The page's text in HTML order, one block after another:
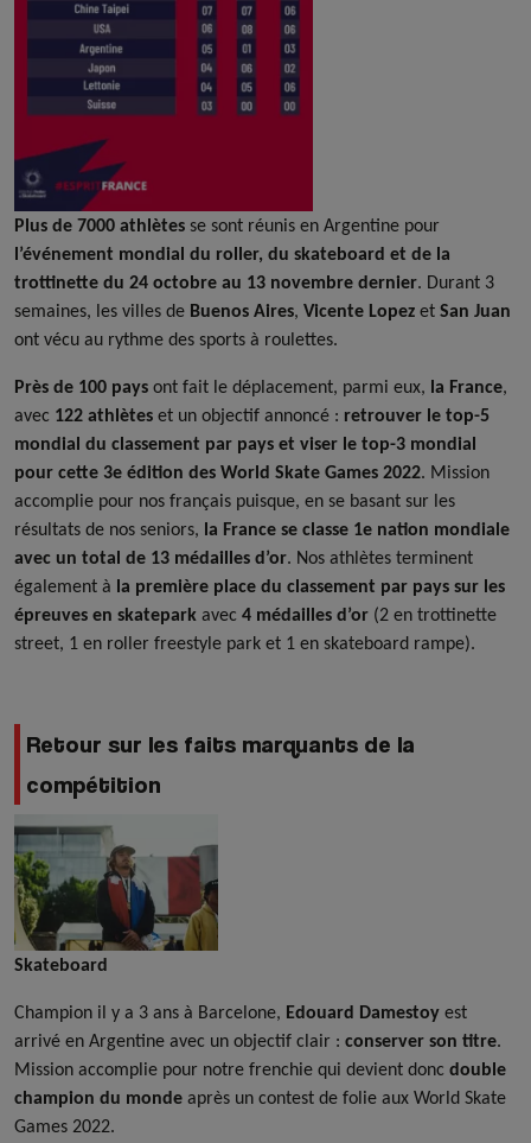
Plus de 7000 athlètes se sont réunis en Argentine pour
l’événement mondial du roller, du skateboard et de la
trottinette du 24 octobre au 13 novembre dernier. Durant 3
semaines, les villes de Buenos Aires, Vicente Lopez et San Juan
ont vécu au rythme des sports à roulettes.
Près de 100 pays ont fait le déplacement, parmi eux, la France,
avec 122 athlètes et un objectif annoncé : retrouver le top-5
mondial du classement par pays et viser le top-3 mondial
pour cette 3e édition des World Skate Games 2022. Mission
accomplie pour nos français puisque, en se basant sur les
résultats de nos seniors, la France se classe 1e nation mondiale
avec un total de 13 médailles d’or. Nos athlètes terminent
également à la première place du classement par pays sur les
épreuves en skatepark avec 4 médailles d’or (2 en trottinette
street, 1 en roller freestyle park et 1 en skateboard rampe).
Retour sur les faits marquants de la
compétition
Skateboard
Champion il y a 3 ans à Barcelone, Edouard Damestoy est
arrivé en Argentine avec un objectif clair : conserver son titre.
Mission accomplie pour notre frenchie qui devient donc double
champion du monde après un contest de folie aux World Skate
Games 2022.